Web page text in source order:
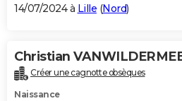
14/07/2024 à Lille (Nord)
Christian
Créer une cagnotte obsèques
Naissance